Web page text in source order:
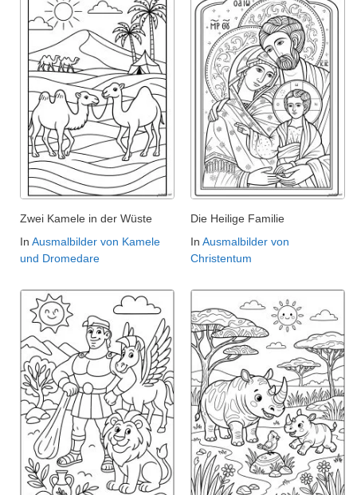
Zwei Kamele in der Wüste
In Ausmalbilder von Kamele
und Dromedare
Die Heilige Familie
In Ausmalbilder von
Christentum